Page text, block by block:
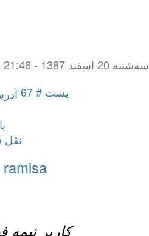
سه‌شنبه 20 اسفند 1387 - 21:46
پست # 67
نقل
ramisa
کاربر نيمه